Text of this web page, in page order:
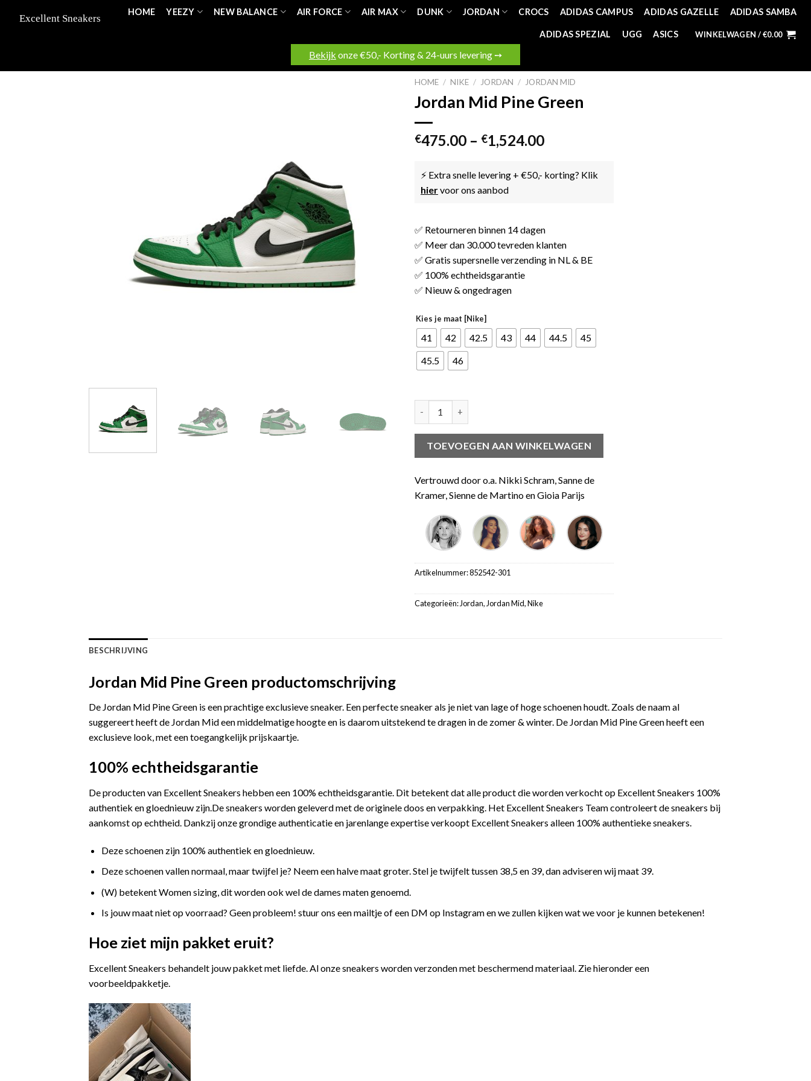
HOME YEEZY NEW BALANCE AIR FORCE AIR MAX DUNK JORDAN CROCS ADIDAS CAMPUS ADIDAS GAZELLE ADIDAS SAMBA
ADIDAS SPEZIAL UGG ASICS WINKELWAGEN /€0.00
Bekijk onze €50,- Korting & 24-uurs levering ➙
HOME / NIKE / JORDAN / JORDAN MID
Jordan Mid Pine Green
€475.00 – €1,524.00
⚡ Extra snelle levering + €50,- korting? Klik
hiervoor ons aanbod
✅ Retourneren binnen 14 dagen
✅ Meer dan 30.000 tevreden klanten
✅ Gratis supersnelle verzending in NL & BE
✅ 100% echtheidsgarantie
✅ Nieuw & ongedragen
Kies je maat [Nike]
41 42 42.5 43 44 44.5
45
45.5
46
TOEVOEGEN AAN WINKELWAGEN
Vertrouwd door o.a. Nikki Schram, Sanne de
Kramer, Sienne de Martino en Gioia Parijs
Artikelnummer:852542-301
Categorieën: Jordan, Jordan Mid,Nike
BESCHRIJVING
Jordan Mid Pine Green productomschrijving
De Jordan Mid Pine Green is een prachtige exclusieve sneaker. Een perfecte sneaker als je niet van lage of hoge schoenen houdt. Zoals de naam al
suggereert heeft de Jordan Mid een middelmatige hoogte en is daarom uitstekend te dragen in de zomer & winter. De Jordan Mid Pine Green heeft een
exclusieve look, met een toegangkelijk prijskaartje.
100% echtheidsgarantie
De producten van Excellent Sneakers hebben een 100% echtheidsgarantie. Dit betekent dat alle product die worden verkocht op Excellent Sneakers 100%
authentiek en gloednieuw zijn.De sneakers worden geleverd met de originele doos en verpakking. Het Excellent Sneakers Team controleert de sneakers bij
aankomst op echtheid. Dankzij onze grondige authenticatie en jarenlange expertise verkoopt Excellent Sneakers alleen 100% authentieke sneakers.
Deze schoenen zijn 100% authentiek en gloednieuw.
Deze schoenen vallen normaal, maar twijfel je? Neem een halve maat groter. Stel je twijfelt tussen 38,5 en 39, dan adviseren wij maat 39.
(W) betekent Women sizing, dit worden ook wel de dames maten genoemd.
Is jouw maat niet op voorraad? Geen probleem! stuur ons een mailtje of een DM op Instagram en we zullen kijken wat we voor je kunnen betekenen!
Hoe ziet mijn pakket eruit?
Excellent Sneakers behandelt jouw pakket met liefde. Al onze sneakers worden verzonden met beschermend materiaal. Zie hieronder een
voorbeeldpakketje.